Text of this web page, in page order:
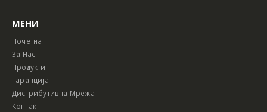
МЕНИ
Почетна
За Нас
Продукти
Гаранција
Дистрибутивна Мрежа
Контакт